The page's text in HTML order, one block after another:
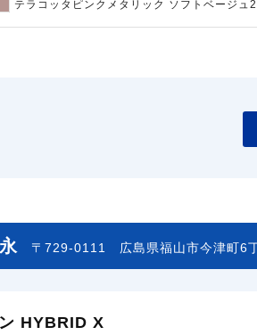
テラコッタピンクメタリック ソフトベージュ
〒729-0111 広島県福山市今津町6
HYBRID X